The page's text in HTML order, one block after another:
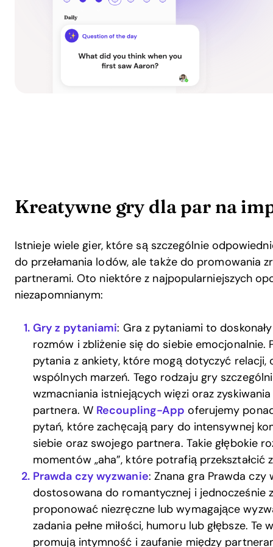
Kreatywne gry dla par na
Istnieje wiele gier, które są szczególnie
do przełamania lodów, ale także do promowania
partnerami. Oto niektóre z najpopularniejszych
niezapomnianym:
Gry z pytaniami: Gra z pytaniami to
rozmów i zbliżenie się do siebie emocjonalnie.
pytania z ankiety, które mogą dotyczyć
wspólnych marzeń. Tego rodzaju gry
wzmacniania istniejących więzi oraz
partnera. W Recoupling-App oferujemy
pytań, które zachęcają pary do intensywnej
siebie oraz swojego partnera. Takie głębokie
momentów „aha”, które potrafią przekształcić
Prawda czy wyzwanie: Znana gra Prawda
dostosowana do romantycznej i jednocześnie
proponować niezręczne lub wymagające
zadania pełne miłości, humoru lub głębsze.
promują intymność i zaufanie między